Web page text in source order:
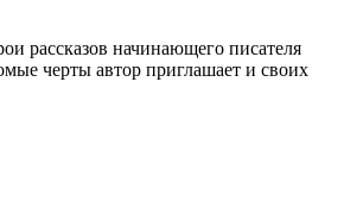
рассказов начинающего писателя
черты автор приглашает и своих